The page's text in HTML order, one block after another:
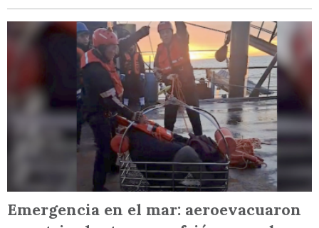
Emergencia en el mar: aeroevacuaron